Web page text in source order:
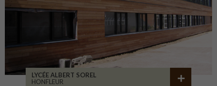
LYCÉE ALBERT SOREL
HONFLEUR